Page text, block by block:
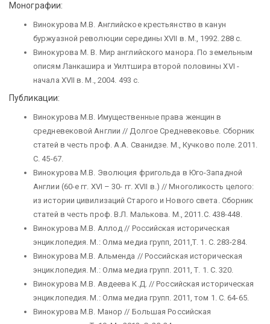
Монографии:
Винокурова М.В. Английское крестьянство в канун
буржуазной революции середины XVII в. М., 1992. 288 с.
Винокурова М. В. Мир английского манора. По земельным
описям Ланкашира и Уилтшира второй половины XVI -
начала XVII в. М., 2004. 493 с.
Публикации:
Винокурова М.В. Имущественные права женщин в
средневековой Англии // Долгое Средневековье. Сборник
статей в честь проф. А.А. Сванидзе. М., Кучково поле. 2011.
С. 45-67.
Винокурова М.В. Эволюция фригольда в Юго-Западной
Англии (60-е гг. XVI – 30- гг. XVII в.) // Многоликость целого:
из истории цивилизаций Старого и Нового света. Сборник
статей в честь проф. В.Л. Малькова. М., 2011.С. 438-448.
Винокурова М.В. Аллод // Российская историческая
энциклопедия. М.: Олма медиа групп, 2011,Т. 1. С. 283-284.
Винокурова М.В. Альменда // Российская историческая
энциклопедия. М.: Олма медиа групп. 2011, Т. 1. С. 320.
Винокурова М.В. Авдеева К.Д. // Российская историческая
энциклопедия. М.: Олма медиа групп. 2011, том 1. С. 64-65.
Винокурова М.В. Манор // Большая Российская